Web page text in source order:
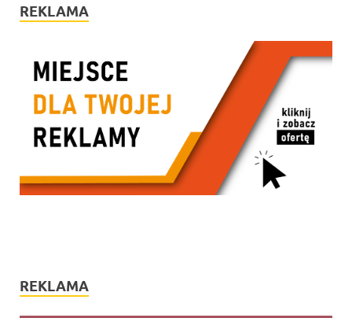
REKLAMA
REKLAMA